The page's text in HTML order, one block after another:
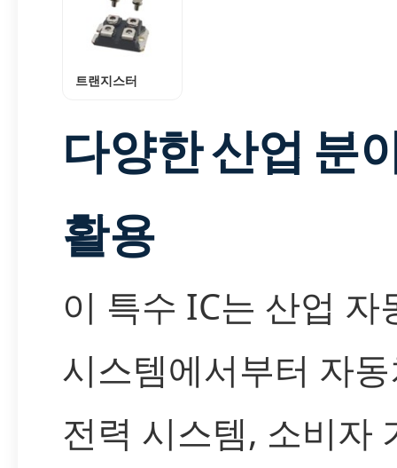
트랜지스터
다양한 산업 분
활용
이 특수 IC는 산업 자
시스템에서부터 자
전력 시스템, 소비자